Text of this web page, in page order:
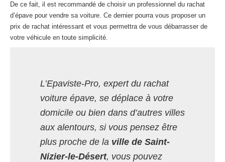
De ce fait, il est recommandé de choisir un professionnel du rachat
d’épave pour vendre sa voiture. Ce dernier pourra vous proposer un
prix de rachat intéressant et vous permettra de vous débarrasser de
votre véhicule en toute simplicité.
L’Epaviste-Pro, expert du rachat
voiture épave, se déplace à votre
domicile ou bien dans d’autres villes
aux alentours, si vous pensez être
plus proche de la ville de Saint-
Nizier-le-Désert, vous pouvez